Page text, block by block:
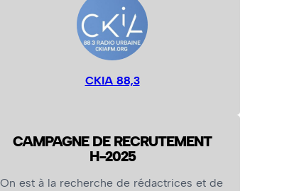
CKIA 88,3
CAMPAGNE DE RECRUTEMENT
H-2025
On est à la recherche de rédactrices et de